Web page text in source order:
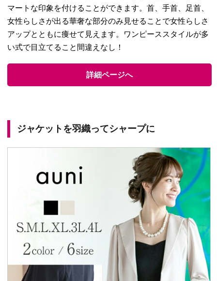
マートな印象を付けることができます。首、手首、足首、
女性らしさが出る華奢な部分のみ見せることで女性らしさ
アップとともに痩せて見えます。ワンピーススタイルが多
い式で目立てること間違えなし！
詳細ページへ
ジャケットを羽織ってシャープに